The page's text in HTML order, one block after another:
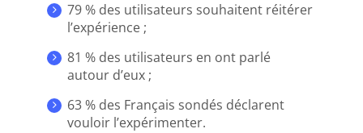
79 % des utilisateurs souhaitent réitérer
l’expérience ;
81 % des utilisateurs en ont parlé
autour d’eux ;
63 % des Français sondés déclarent
vouloir l’expérimenter.